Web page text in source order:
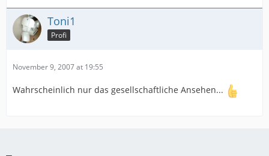
Toni1
Profi
November 9, 2007 at 19:55
Wahrscheinlich nur das gesellschaftliche Ansehen...